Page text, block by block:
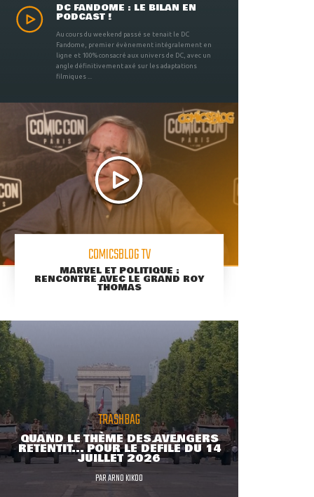
DC FANDOME : LE BILAN EN
PODCAST !
Au cours du weekend passé se tenait le DC
Fandome, premier évènement intégralement en
ligne et 100% consacré aux univers de DC, avec un
angle définitivement axé sur les adaptations
filmiques ...
COMICSBLOG TV
MARVEL ET POLITIQUE :
RENCONTRE AVEC LE GRAND ROY
THOMAS
TRASHBAG
QUAND LE THÈME DES AVENGERS
RETENTIT... POUR LE DÉFILÉ DU 14
JUILLET 2026
PARARNO KIKOO